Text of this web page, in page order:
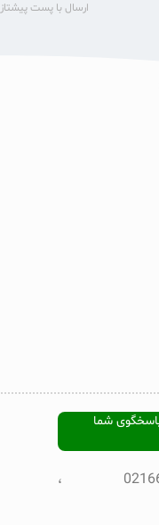
ارسال با پست پیشتاز
ساعت 9 صبح تا 9 شب پاسخگوی شما
تلفن پشتیبانی : 02166403015 ،